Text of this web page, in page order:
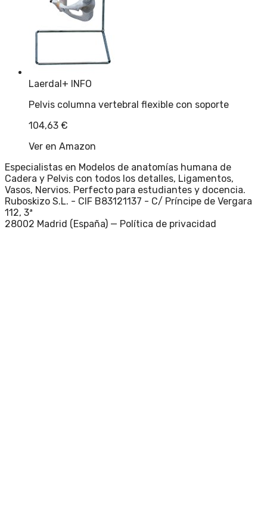
Laerdal+ INFO
Pelvis columna vertebral flexible con soporte
104,63 €
Ver en Amazon
Especialistas en Modelos de anatomías humana de
Cadera y Pelvis con todos los detalles, Ligamentos,
Vasos, Nervios. Perfecto para estudiantes y docencia.
Ruboskizo S.L. - CIF B83121137 - C/ Príncipe de Vergara
112, 3ª
28002 Madrid (España) — Política de privacidad